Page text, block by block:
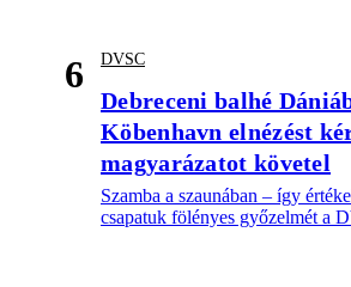
6 DVSC
Debreceni balhé
Köbenhavn elnézést
magyarázatot követel
Szamba a szaunában – így
csapatuk fölényes győzelmét a